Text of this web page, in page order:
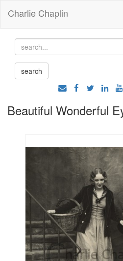
Charlie Chaplin
Beautiful Wonderful